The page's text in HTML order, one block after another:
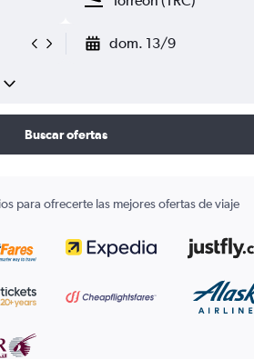
dom. 13/9
Buscar ofertas
para ofrecerte las mejores ofertas de viaje